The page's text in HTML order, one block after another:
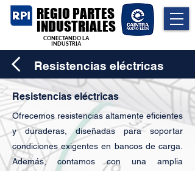
REGIO PARTES
INDUSTRIALES
CONECTANDO LA
INDUSTRIA
Resistencias eléctricas
Resistencias eléctricas
Ofrecemos resistencias altamente eficientes
y duraderas, diseñadas para soportar
condiciones exigentes en bancos de carga.
Además, contamos con una amplia